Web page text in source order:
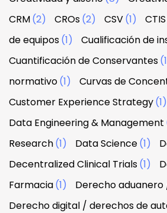
CRM(2) CROs(2) CSV(1) CTIS
de equipos(1) Cualificación de
Cuantificación de Conservantes
normativo(1) Curvas de
Customer Experience Strategy(1)
Data Engineering & Management
Research(1) Data Science(1)
Decentralized Clinical Trials(1)
Farmacia(1) Derecho
Derecho digital / derechos de